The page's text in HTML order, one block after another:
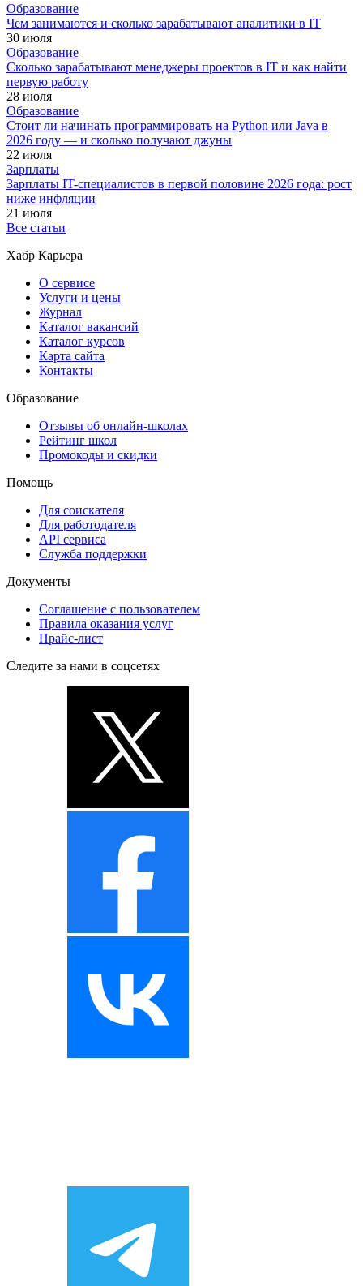
Образование
Чем занимаются и сколько зарабатывают аналитики в IT
30 июля
Образование
Сколько зарабатывают менеджеры проектов в IT и как найти
первую работу
28 июля
Образование
Стоит ли начинать программировать на Python или Java в
2026 году — и сколько получают джуны
22 июля
Зарплаты
Зарплаты IT-специалистов в первой половине 2026 года: рост
ниже инфляции
21 июля
Все статьи
Хабр Карьера
О сервисе
Услуги и цены
Журнал
Каталог вакансий
Каталог курсов
Карта сайта
Контакты
Образование
Отзывы об онлайн-школах
Рейтинг школ
Промокоды и скидки
Помощь
Для соискателя
Для работодателя
API сервиса
Служба поддержки
Документы
Соглашение с пользователем
Правила оказания услуг
Прайс-лист
Следите за нами в соцсетях